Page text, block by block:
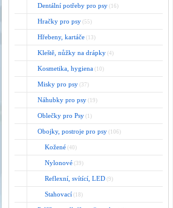
Dentální potřeby pro psy (16)
Hračky pro psy (55)
Hřebeny, kartáče (13)
Kleště, nůžky na drápky (4)
Kosmetika, hygiena (10)
Misky pro psy (37)
Náhubky pro psy (19)
Oblečky pro Psy (1)
Obojky, postroje pro psy (106)
Kožené (40)
Nylonové (39)
Reflexní, svítící, LED (9)
Stahovací (18)